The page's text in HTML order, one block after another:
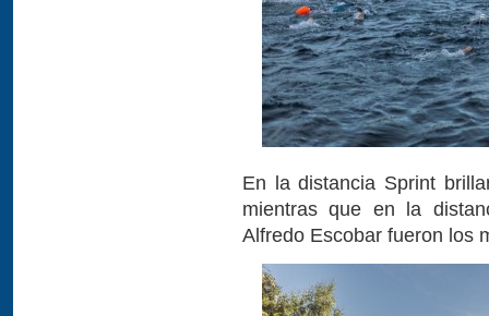
En la distancia Sprint
mientras que en la
Alfredo Escobar fueron los